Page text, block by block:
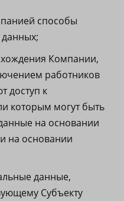
способы
Компании,
работников
доступ к
которым могут быть
на основании
на основании
данные,
Субъекту